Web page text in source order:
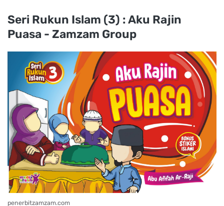
Seri Rukun Islam (3) : Aku Rajin
Puasa - Zamzam Group
penerbitzamzam.com